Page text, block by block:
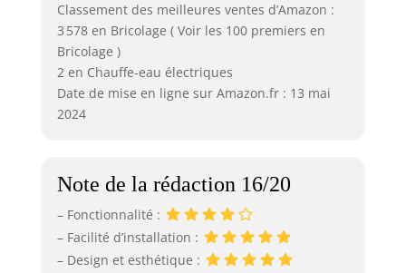
Classement des meilleures ventes d’Amazon :
3 578 en Bricolage ( Voir les 100 premiers en
Bricolage )
2 en Chauffe-eau électriques
Date de mise en ligne sur Amazon.fr : 13 mai
2024
Note de la rédaction 16/20
– Fonctionnalité :
– Facilité d’installation :
– Design et esthétique :